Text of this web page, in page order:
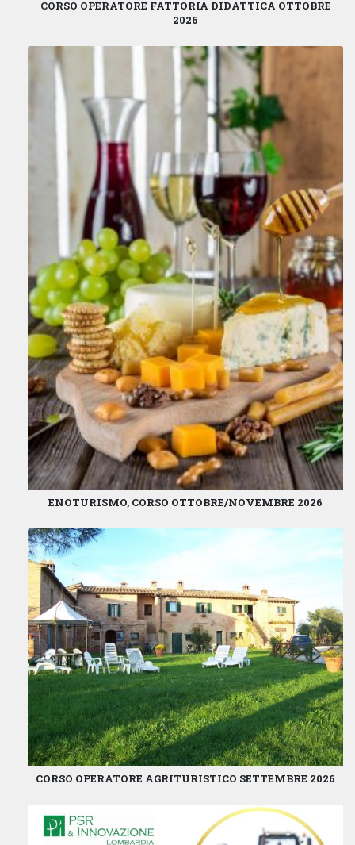
CORSO OPERATORE FATTORIA DIDATTICA OTTOBRE
2026
ENOTURISMO, CORSO OTTOBRE/NOVEMBRE 2026
CORSO OPERATORE AGRITURISTICO SETTEMBRE 2026